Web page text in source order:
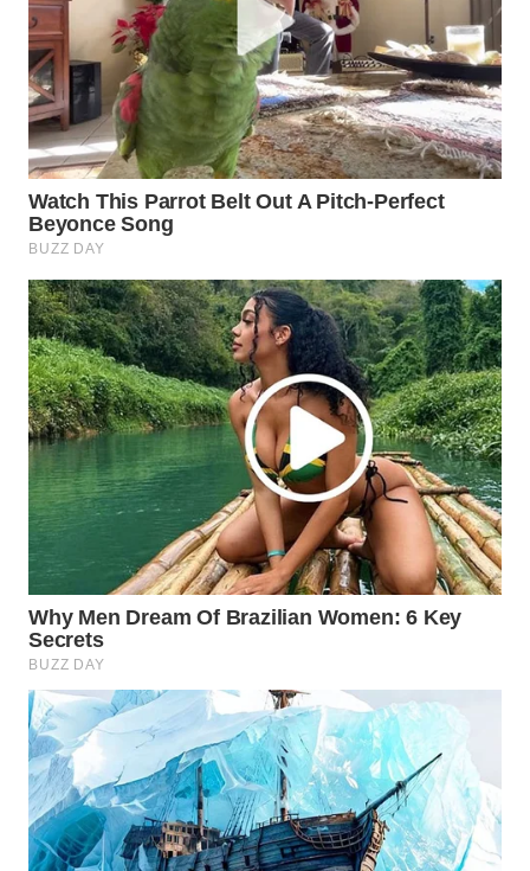
WN
MANDALIKA
WN
LIKUPANG
WN
WN
BORNEO
Wahana
Media
Group
WAHANA
NEWS
WAHANA
TANI
ADVOKAT
WAHANA
INFRASTRUKTUR
WAHANA